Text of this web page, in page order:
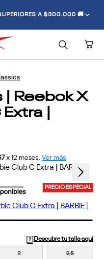
A $300.000 🚚
| Reebok X
|
x 12 meses. Ver más
PRECIO ESPECIAL
Descubre tu talla aquí
2 2,5